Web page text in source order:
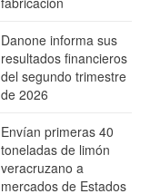
Danone informa sus
resultados financieros
del segundo trimestre
de 2026
Envían primeras 40
toneladas de limón
veracruzano a
mercados de Estados